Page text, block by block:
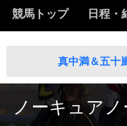
競馬トップ 日程・
真中満＆五十
ノーキュアノ